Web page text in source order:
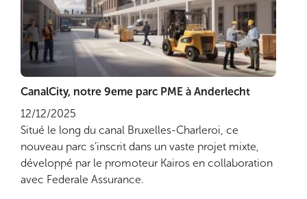
Lire plus
CanalCity, notre 9eme parc PME à Anderlecht
12/12/2025
Situé le long du canal Bruxelles-Charleroi, ce
nouveau parc s’inscrit dans un vaste projet mixte,
développé par le promoteur Kairos en collaboration
avec Federale Assurance.